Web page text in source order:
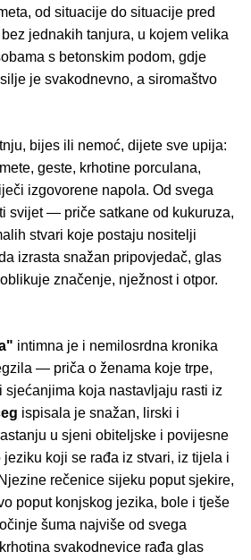
od situacije do situacije pred
jednakih tanjura, u kojem velika
s betonskim podom, gdje
je svakodnevno, a siromaštvo
bijes ili nemoć, dijete sve upija:
geste, krhotine porculana,
izgovorene napola. Od svega
svijet — priče satkane od kukuruza,
stvari koje postaju nositelji
izrasta snažan pripovjedač, glas
značenje, nježnost i otpor.
intimna je i nemilosrdna kronika
— priča o ženama koje trpe,
sjećanjima koja nastavljaju rasti iz
ispisala je snažan, lirski i
u sjeni obiteljske i povijesne
koji se rađa iz stvari, iz tijela i
rečenice sijeku poput sjekire,
poput konjskog jezika, bole i tješe
šuma najviše od svega
svakodnevice rađa glas